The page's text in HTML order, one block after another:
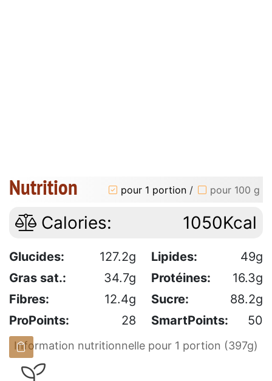
Nutrition pour 1 portion / pour 100 g
Calories: 1050Kcal
Glucides: 127.2g Lipides:
49g
Gras sat.:
34.7g Protéines:
16.3g
Fibres:
12.4g Sucre:
88.2g
ProPoints:
28 SmartPoints: 50
Information nutritionnelle pour 1 portion (397g)